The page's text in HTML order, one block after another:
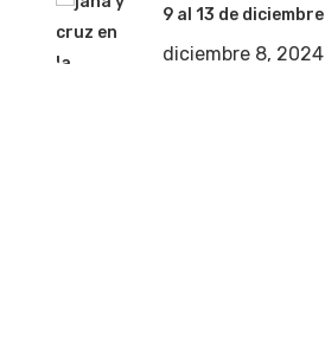
9 al 13 de diciembre
diciembre 8, 2024